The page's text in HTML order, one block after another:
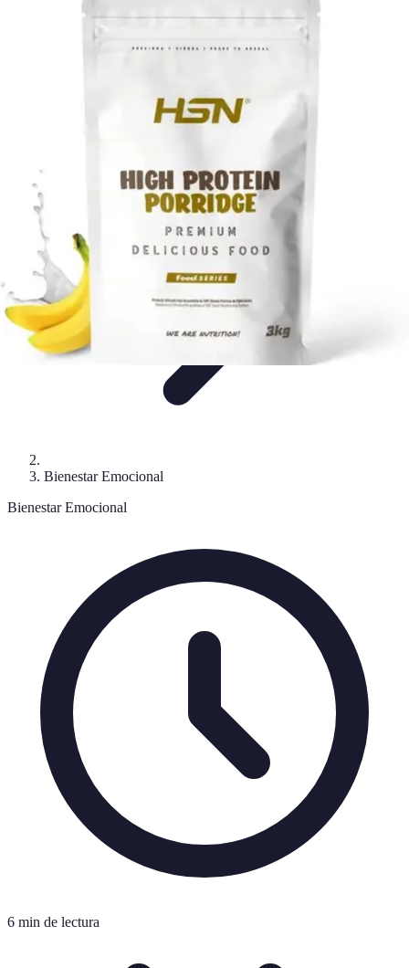
Vitalidad Sana
Ejercicio y Salud
Nutrición
Bienestar Emocional
Bienestar Emocional
6 min de lectura